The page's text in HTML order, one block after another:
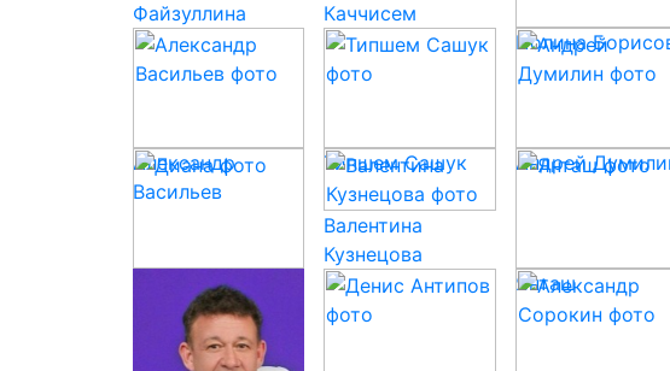
Файзуллина
Каччисем
Полина
Александр
Васильев
Типшем Сашук Андрей
Валентина
Кузнецова
Янташ